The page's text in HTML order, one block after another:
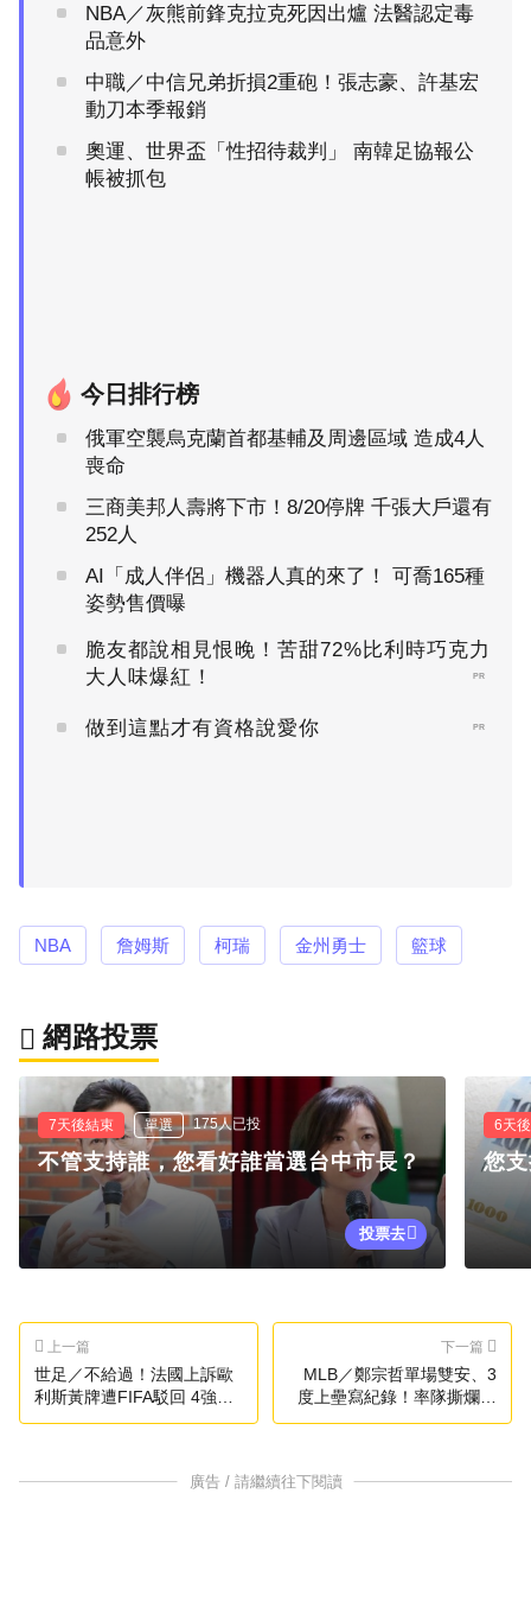
NBA／灰熊前鋒克拉克死因出爐 法醫認定毒
品意外
中職／中信兄弟折損2重砲！張志豪、許基宏
動刀本季報銷
奧運、世界盃「性招待裁判」 南韓足協報公
帳被抓包
今日排行榜
俄軍空襲烏克蘭首都基輔及周邊區域 造成4人
喪命
三商美邦人壽將下市！8/20停牌 千張大戶還有
252人
AI「成人伴侶」機器人真的來了！ 可喬165種
姿勢售價曝
脆友都說相見恨晚！苦甜72%比利時巧克力
大人味爆紅！
PR
做到這點才有資格說愛你 PR
NBA 詹姆斯 柯瑞 金州勇士 籃球
網路投票
7天後結束 單選 175人已投
不管支持誰，您看好誰當選台中市長？
投票去
6天
您
上一篇
世足／不給過！法國上訴歐
利斯黃牌遭FIFA駁回 4強禁
賽危機未解
下一篇
MLB／鄭宗哲單場雙安、3
度上壘寫紀錄！率隊撕爛白
襪
廣告 / 請繼續往下閱讀